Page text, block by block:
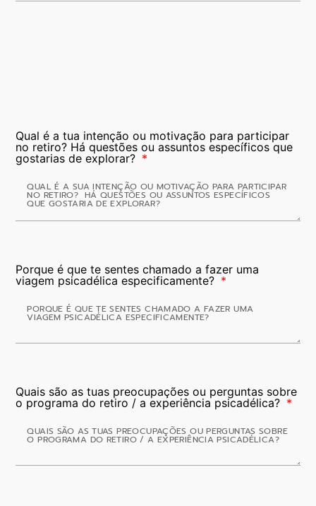
Qual é a tua intenção ou motivação para participar
no retiro? Há questões ou assuntos específicos que
gostarias de explorar?
Porque é que te sentes chamado a fazer uma
viagem psicadélica especificamente?
Quais são as tuas preocupações ou perguntas sobre
o programa do retiro / a experiência psicadélica?